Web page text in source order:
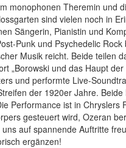
monophonen Theremin und
sind vielen noch in
Sängerin, Pianistin und
Punk und Psychedelic
Musik reicht. Beide teilen
„Borowski und das Haupt
und performte Live-
der 1920er Jahre.
Performance ist in Chryslers
gesteuert wird, Ozeran
auf spannende Auftritte
ergänzen!